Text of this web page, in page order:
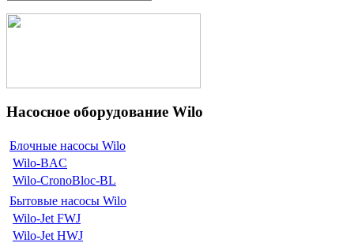
Насосное оборудование Wilo
Блочные насосы Wilo
Wilo-BAC
Wilo-CronoBloc-BL
Бытовые насосы Wilo
Wilo-Jet FWJ
Wilo-Jet HWJ